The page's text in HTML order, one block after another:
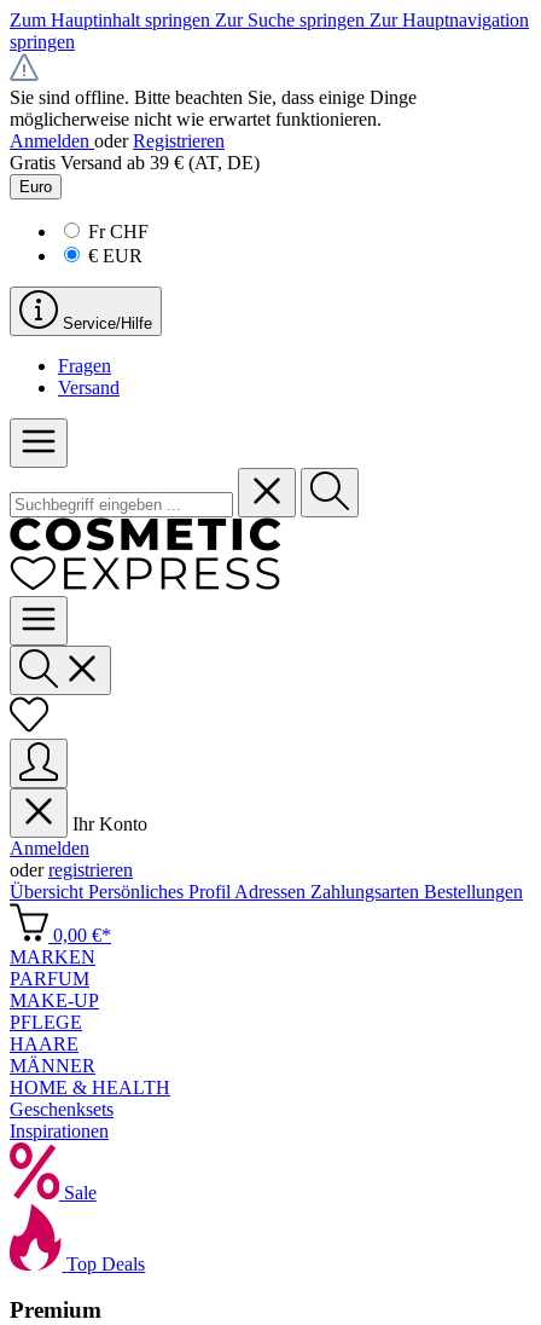
Zum Hauptinhalt springen Zur Suche springen Zur Hauptnavigation
springen
Sie sind offline. Bitte beachten Sie, dass einige Dinge
möglicherweise nicht wie erwartet funktionieren.
Anmelden oder Registrieren
Gratis Versand ab 39 € (AT, DE)
Euro
FrCHF
€ EUR
Service/Hilfe
Fragen
Versand
Ihr Konto
Anmelden
oderregistrieren
Übersicht Persönliches Profil Adressen Zahlungsarten Bestellungen
0,00 €*
MARKEN
PARFUM
MAKE-UP
PFLEGE
HAARE
MÄNNER
HOME & HEALTH
Geschenksets
Inspirationen
Sale
Top Deals
Premium